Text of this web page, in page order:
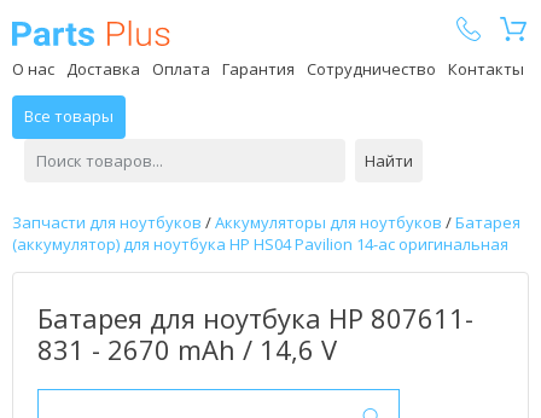
О нас Доставка Оплата Гарантия Сотрудничество Контакты
Все товары
Найти
Запчасти для ноутбуков /Аккумуляторы для ноутбуков /Батарея
(аккумулятор) для ноутбука HP HS04 Pavilion 14-ac оригинальная
Батарея для ноутбука HP 807611-
831 - 2670 mAh / 14,6 V